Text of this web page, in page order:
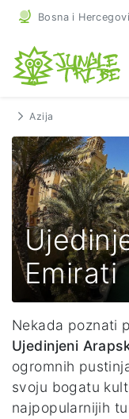
Bosna i
Azija
Emirati
Nekada poznati
Ujedinjeni
ogromnih
svoju bogatu
najpopularnijih